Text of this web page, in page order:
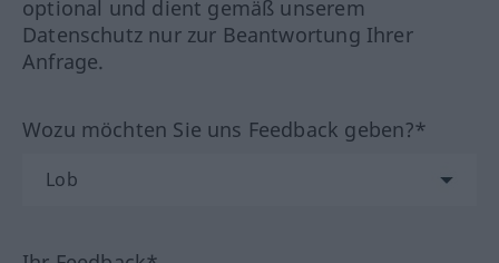
optional und dient gemäß unserem
Datenschutz nur zur Beantwortung Ihrer
Anfrage.
Wozu möchten Sie uns Feedback geben?*